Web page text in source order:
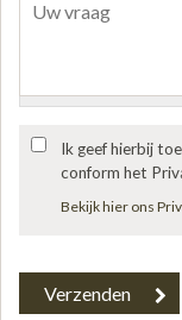
Ik geef hierbij
conform het
Bekijk hier ons